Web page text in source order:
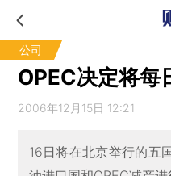
公司
OPEC决定将
2006年12月15日 12:21
16日将在北京举行的五